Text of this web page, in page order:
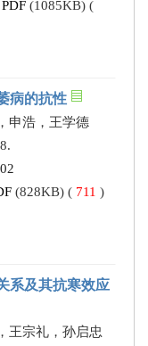
PDF (1085KB) (
病的抗性
申浩，王学德
(828KB) ( 711 )
系及其抗寒效应
王宗礼，孙启忠